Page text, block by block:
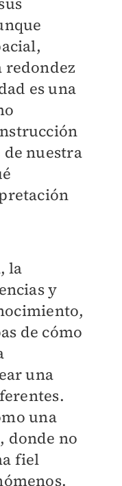
redondez
es una
nuestra
la
y
de cómo
una
una
donde no
fiel